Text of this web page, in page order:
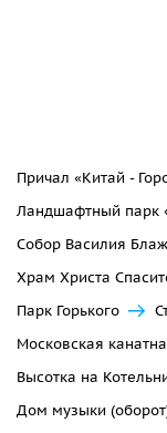
Причал «Китай -
Ландшафтный парк
Собор Василия
Храм Христа
Парк Горького
Московская
Высотка на
Дом музыки